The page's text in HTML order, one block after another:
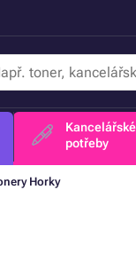
Kancelářské
potřeby
Horky